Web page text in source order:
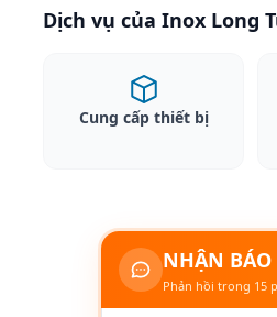
Dịch vụ của Inox Long
Cung cấp thiết bị
NHẬN BÁO
Phản hồi trong 15